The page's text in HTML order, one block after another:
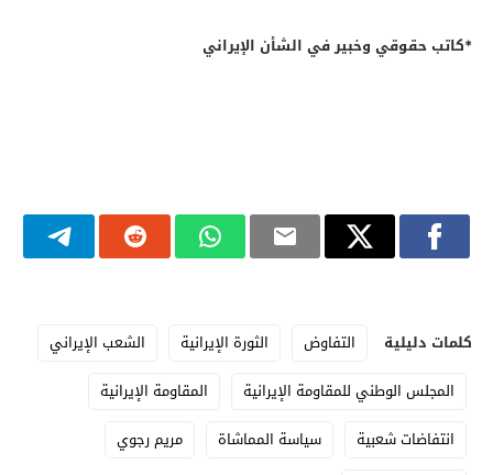
*كاتب حقوقي وخبير في الشأن الإيراني
كلمات دليلية التفاوض الثورة الإيرانية
الشعب الإيراني
المجلس الوطني للمقاومة الإيرانية
المقاومة الإيرانية
انتفاضات شعبية
سياسة المماشاة
مريم رجوي